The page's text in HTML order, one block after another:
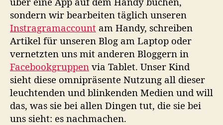
sondern wir bearbeiten täglich unseren
Instragramaccount am Handy, schreiben
Artikel für unseren Blog am Laptop oder
vernetzten uns mit anderen Bloggern in
Facebookgruppen via Tablet. Unser Kind
sieht diese omnipräsente Nutzung all dieser
leuchtenden und blinkenden Medien und will
das, was sie bei allen Dingen tut, die sie bei
uns sieht: es nachmachen.